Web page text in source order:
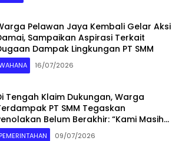
Pelawan Jaya Kembali Gelar Aksi
Sampaikan Aspirasi Terkait
Dampak Lingkungan PT SMM
16/07/2026
Tengah Klaim Dukungan, Warga
PT SMM Tegaskan
Belum Berakhir: “Kami Masih
Dampaknya”
PEMERINTAHAN 09/07/2026